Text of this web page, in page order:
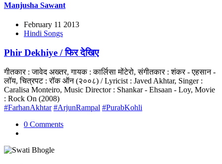
Manjusha Sawant
February 11 2013
Hindi Songs
Phir Dekhiye / फिर देखिए
गीतकार : जावेद अख्तर, गायक : कार्लिसा मोंटेरो, संगीतकार : शंकर - एहसान -
लॉय, चित्रपट : रॉक ऑन (२००८) / Lyricist : Javed Akhtar, Singer :
Caralisa Monteiro, Music Director : Shankar - Ehsaan - Loy, Movie
: Rock On (2008)
#FarhanAkhtar #ArjunRampal #PurabKohli
0 Comments